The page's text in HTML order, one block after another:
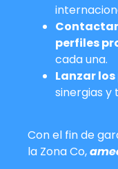
Contactar
perfiles
cada una.
Lanzar
sinergias y
Con el fin de
la Zona Co,